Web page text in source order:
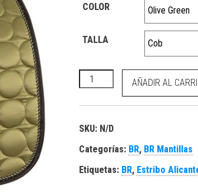
COLOR
TALLA
BR Mantilla Satin Dream
AÑADIR AL
SKU: N/D
Categorías: BR, BR Mantillas
Etiquetas: BR, Estribo